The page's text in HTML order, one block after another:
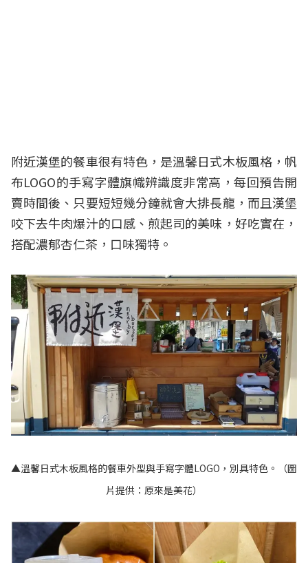
附近漢堡的餐車很有特色，是溫馨日式木板風格，帆
布LOGO的手寫字體旗幟辨識度非常高，每回預告開
賣時間後、只要短短幾分鐘就會大排長龍，而且漢堡
咬下去牛肉爆汁的口感、煎起司的美味，好吃實在，
搭配濃郁杏仁茶，口味獨特。
▲溫馨日式木板風格的餐車外型與手寫字體LOGO，別具特色。（圖
片提供：原來是美花）